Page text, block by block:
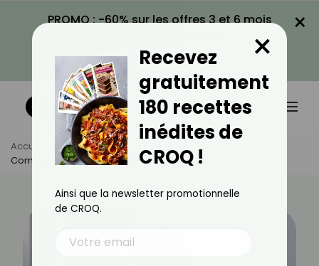
PROMO : -60% sur les offres 3 et 6 mois
VOIR LA PROMO
×
Accueil Actus
Bien-Être
Comment Interpréter Les Signaux De Votre Ventre ?
Recevez
gratuitement
180 recettes
inédites de
CROQ !
×
Ainsi que la newsletter promotionnelle
de CROQ.